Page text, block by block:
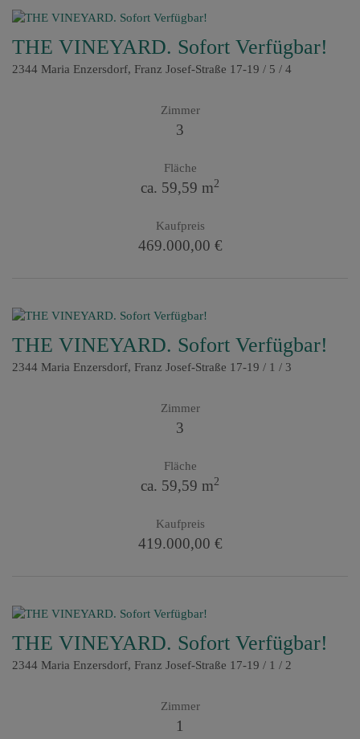
THE VINEYARD. Sofort Verfügbar!
2344 Maria Enzersdorf, Franz Josef-Straße 17-19 / 5 / 4
Zimmer
3
Fläche
ca. 59,59 m2
Kaufpreis
469.000,00 €
THE VINEYARD. Sofort Verfügbar!
2344 Maria Enzersdorf, Franz Josef-Straße 17-19 / 1 / 3
Zimmer
3
Fläche
ca. 59,59 m2
Kaufpreis
419.000,00 €
THE VINEYARD. Sofort Verfügbar!
2344 Maria Enzersdorf, Franz Josef-Straße 17-19 / 1 / 2
Zimmer
1